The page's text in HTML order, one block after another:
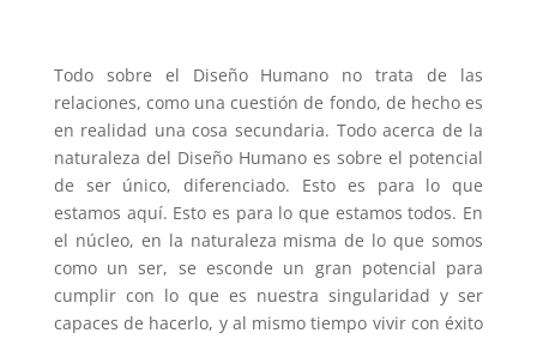
Todo sobre el Diseño Humano no trata de las
relaciones, como una cuestión de fondo, de hecho es
en realidad una cosa secundaria. Todo acerca de la
naturaleza del Diseño Humano es sobre el potencial
de ser único, diferenciado. Esto es para lo que
estamos aquí. Esto es para lo que estamos todos. En
el núcleo, en la naturaleza misma de lo que somos
como un ser, se esconde un gran potencial para
cumplir con lo que es nuestra singularidad y ser
capaces de hacerlo, y al mismo tiempo vivir con éxito